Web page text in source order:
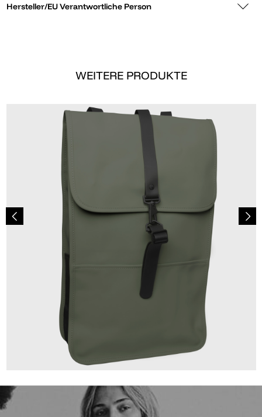
Hersteller/EU Verantwortliche Person
WEITERE PRODUKTE